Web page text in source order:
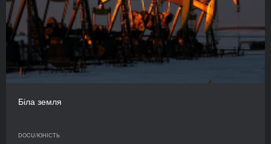
Біла земля
DOCU/ЮНІСТЬ